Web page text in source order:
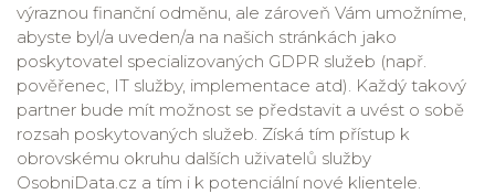
výraznou finanční odměnu, ale zároveň Vám umožníme,
abyste byl/a uveden/a na našich stránkách jako
poskytovatel specializovaných GDPR služeb (např.
pověřenec, IT služby, implementace atd). Každý takový
partner bude mít možnost se představit a uvést o sobě
rozsah poskytovaných služeb. Získá tím přístup k
obrovskému okruhu dalších uživatelů služby
OsobniData.cz a tím i k potenciální nové klientele.